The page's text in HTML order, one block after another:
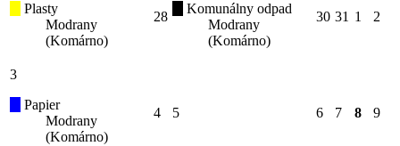
Plasty
Modrany
(Komárno)
28
Komunálny odpad
Modrany
(Komárno)
30 31 1 2
3
Papier
Modrany
(Komárno)
4 5 6 7 8 9